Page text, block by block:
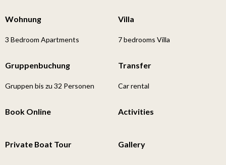
Wohnung
3 Bedroom Apartments
Villa
7 bedrooms Villa
Gruppenbuchung
Gruppen bis zu 32 Personen
Transfer
Car rental
Book Online Activities
Private Boat Tour Gallery